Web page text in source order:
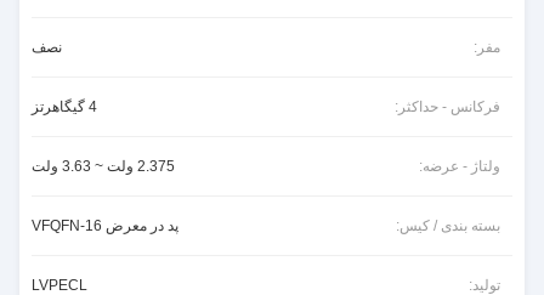
مفر: نصف
فرکانس - حداکثر: 4 گیگاهرتز
ولتاژ - عرضه: 2.375 ولت ~ 3.63 ولت
بسته بندی / کیس: پد در معرض 16-VFQFN
تولید: LVPECL